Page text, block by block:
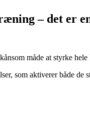
– det er
måde at styrke hele
som aktiverer både de